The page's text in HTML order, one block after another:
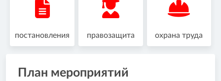
постановления правозащита охрана труда
План мероприятий